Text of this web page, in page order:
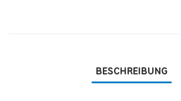
BESCHREIBUNG